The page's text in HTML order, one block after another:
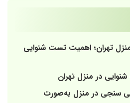
تهران؛ اهمیت تست شنوایی
در منزل تهران
سنجی در منزل به‌صورت